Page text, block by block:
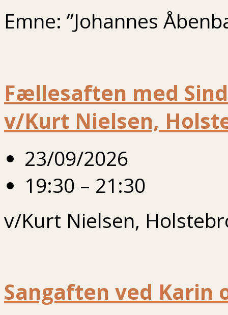
Emne: ”Johannes
Fællesaften med
v/Kurt Nielsen,
23/09/2026
19:30 – 21:30
v/Kurt Nielsen,
Sangaften ved Karin